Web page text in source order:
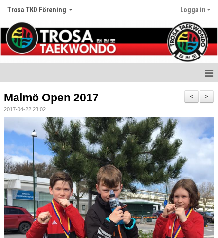
Trosa TKD Förening Logga in
Nyheter
Om klubben
Träningstider
Gradering
Kalender
Bildgalleri
>
<
Malmö Open 2017
2017-04-22 23:02